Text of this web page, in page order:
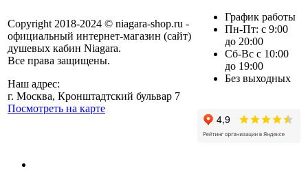
Copyright 2018-2024 © niagara-shop.ru -
официальный интернет-магазин (сайт)
душевых кабин Niagara.
Все права защищены.
Наш адрес:
г. Москва, Кронштадтский бульвар 7
Посмотреть на карте
График работы
Пн-Пт: с 9:00
до 20:00
Сб-Вс с 10:00
до 19:00
Без выходных